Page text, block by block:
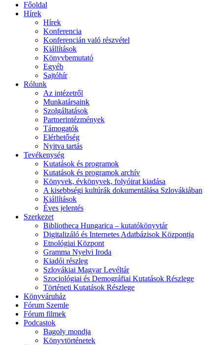
Főoldal
Hírek
Hírek
Konferencia
Konferencián való részvétel
Kiállítások
Könyvbemutató
Egyéb
Sajtóhír
Rólunk
Az intézetről
Munkatársaink
Szolgáltatások
Partnerintézmények
Támogatók
Elérhetőség
Nyitva tartás
Tevékenység
Kutatások és programok
Kutatások és programok archív
Könyvek, évkönyvek, folyóirat kiadása
A kisebbségi kultúrák dokumentálása Szlovákiában
Kiállítások
Éves jelentés
Szerkezet
Bibliotheca Hungarica – kutatókönyvtár
Digitalizáló és Internetes Adatbázisok Központja
Etnológiai Központ
Gramma Nyelvi Iroda
Kiadói részleg
Szlovákiai Magyar Levéltár
Szociológiai és Demográfiai Kutatások Részlege
Történeti Kutatások Részlege
Könyváruház
Fórum Szemle
Fórum filmek
Podcastok
Bagoly mondja
Könyvtörténetek